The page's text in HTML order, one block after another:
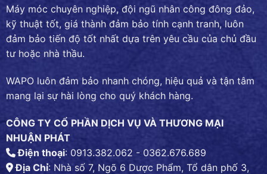
Máy móc chuyên nghiệp, đội ngũ nhân công đông đảo,
kỹ thuật tốt, giá thành đảm bảo tính cạnh tranh, luôn
đảm bảo tiến độ tốt nhất dựa trên yêu cầu của chủ đầu
tư hoặc nhà thầu.
WAPO luôn đảm bảo nhanh chóng, hiệu quả và tận tâm
mang lại sự hài lòng cho quý khách hàng.
CÔNG TY CỔ PHẦN DỊCH VỤ VÀ THƯƠNG MẠI
NHUẬN PHÁT
Điện thoại: 0913.382.062 - 0362.676.689
Địa Chỉ: Nhà số 7, Ngõ 6 Dược Phẩm, Tổ dân phố 3,